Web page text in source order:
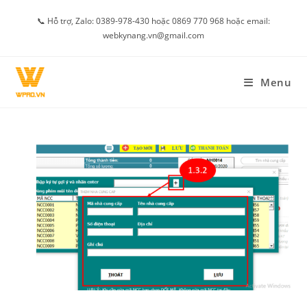
📞 Hỗ trợ, Zalo: 0389-978-430 hoặc 0869 770 968 hoặc email:
webkynang.vn@gmail.com
Menu